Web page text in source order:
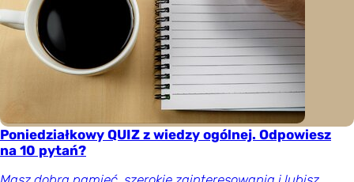
Poniedziałkowy QUIZ z wiedzy ogólnej. Odpowiesz
na 10 pytań?